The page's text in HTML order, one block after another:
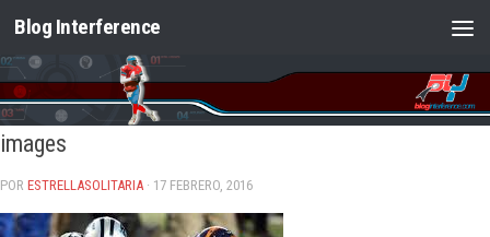
Saltar al contenido
Blog Interference
images
POR ESTRELLASOLITARIA · 17 FEBRERO, 2016